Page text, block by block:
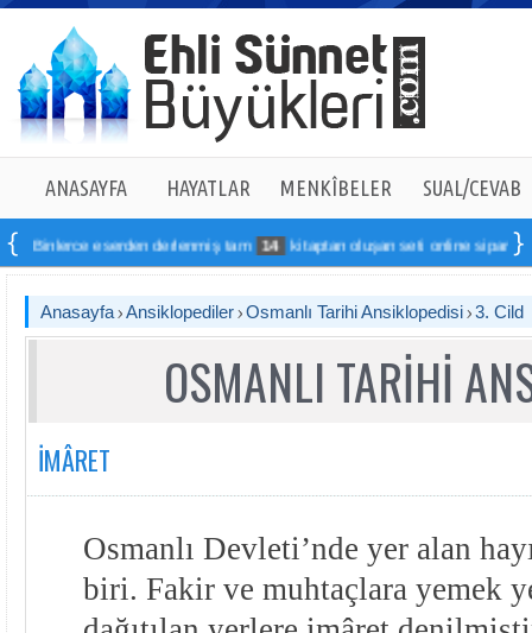
ANASAYFA HAYATLAR MENKÎBELER SUAL/CEVAB
eserden derlenmiş tam 14 kitaptan oluşan seti online sipariş
Anasayfa Ansiklopediler Osmanlı Tarihi Ansiklopedisi 3. Cild
OSMANLI TARİHİ
İMÂRET
Osmanlı Devleti’nde yer alan
biri. Fakir ve muhtaçlara yemek